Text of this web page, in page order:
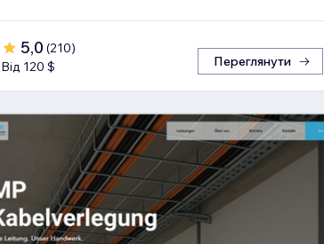
5,0 (210)
Від 120 $
Переглянути